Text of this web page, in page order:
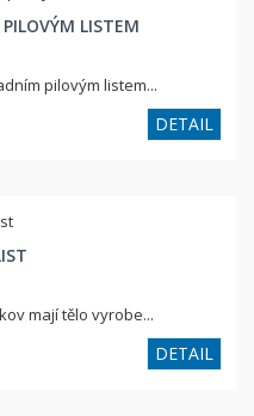
LISTEM
pilovým listem...
DETAIL
mají tělo vyrobe...
DETAIL